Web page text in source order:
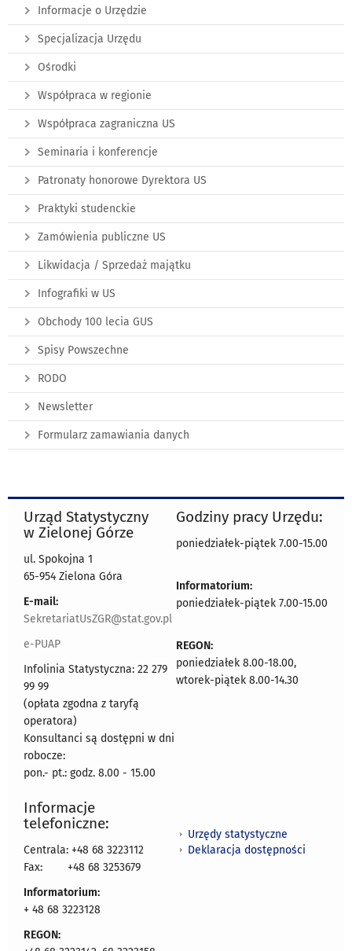
Informacje o Urzędzie
Specjalizacja Urzędu
Ośrodki
Współpraca w regionie
Współpraca zagraniczna US
Seminaria i konferencje
Patronaty honorowe Dyrektora US
Praktyki studenckie
Zamówienia publiczne US
Likwidacja / Sprzedaż majątku
Infografiki w US
Obchody 100 lecia GUS
Spisy Powszechne
RODO
Newsletter
Formularz zamawiania danych
Urząd Statystyczny
w Zielonej Górze
ul. Spokojna 1
65-954 Zielona Góra
E-mail:
SekretariatUsZGR@stat.gov.pl
e-PUAP
Infolinia Statystyczna: 22 279
99 99
(opłata zgodna z taryfą
operatora)
Konsultanci są dostępni w dni
robocze:
pon.- pt.: godz. 8.00 - 15.00
Godziny pracy Urzędu:
poniedziałek-piątek 7.00-15.00
Informatorium:
poniedziałek-piątek 7.00-15.00
REGON:
poniedziałek 8.00-18.00,
wtorek-piątek 8.00-14.30
Informacje
telefoniczne:
Centrala: +48 68 3223112
Fax:
+48 68 3253679
Informatorium:
+ 48 68 3223128
REGON:
Urzędy statystyczne
Deklaracja dostępności